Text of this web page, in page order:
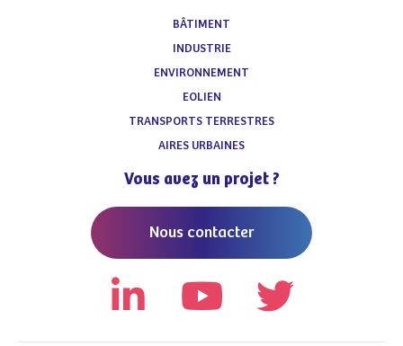
BÂTIMENT
INDUSTRIE
ENVIRONNEMENT
EOLIEN
TRANSPORTS TERRESTRES
AIRES URBAINES
Vous avez un projet ?
Nous contacter